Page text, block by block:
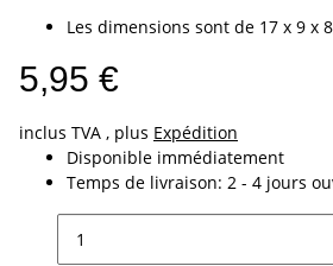
Les dimensions sont de 17 x 9 x
5,95 €
inclus TVA , plus Expédition
Disponible immédiatement
Temps de livraison: 2 - 4 jours